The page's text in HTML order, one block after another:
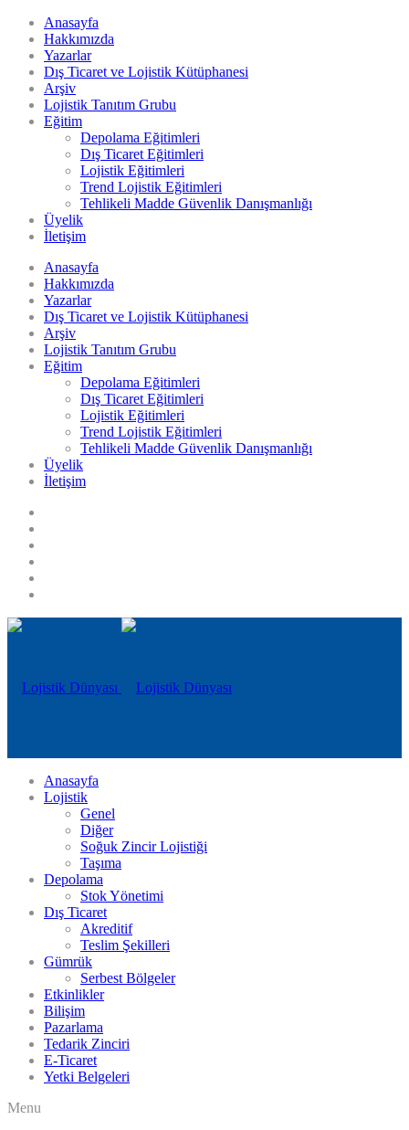
Anasayfa
Hakkımızda
Yazarlar
Dış Ticaret ve Lojistik Kütüphanesi
Arşiv
Lojistik Tanıtım Grubu
Eğitim
Depolama Eğitimleri
Dış Ticaret Eğitimleri
Lojistik Eğitimleri
Trend Lojistik Eğitimleri
Tehlikeli Madde Güvenlik Danışmanlığı
Üyelik
İletişim
Anasayfa
Hakkımızda
Yazarlar
Dış Ticaret ve Lojistik Kütüphanesi
Arşiv
Lojistik Tanıtım Grubu
Eğitim
Depolama Eğitimleri
Dış Ticaret Eğitimleri
Lojistik Eğitimleri
Trend Lojistik Eğitimleri
Tehlikeli Madde Güvenlik Danışmanlığı
Üyelik
İletişim
Anasayfa
Lojistik
Genel
Diğer
Soğuk Zincir Lojistiği
Taşıma
Depolama
Stok Yönetimi
Dış Ticaret
Akreditif
Teslim Şekilleri
Gümrük
Serbest Bölgeler
Etkinlikler
Bilişim
Pazarlama
Tedarik Zinciri
E-Ticaret
Yetki Belgeleri
Menu